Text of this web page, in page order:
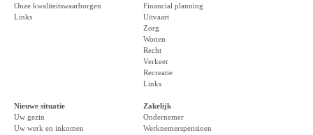
Onze kwaliteitswaarborgen
Links
Financial planning
Uitvaart
Zorg
Wonen
Recht
Verkeer
Recreatie
Links
Nieuwe situatie
Uw gezin
Uw werk en inkomen
Zakelijk
Ondernemer
Werknemerspensioen